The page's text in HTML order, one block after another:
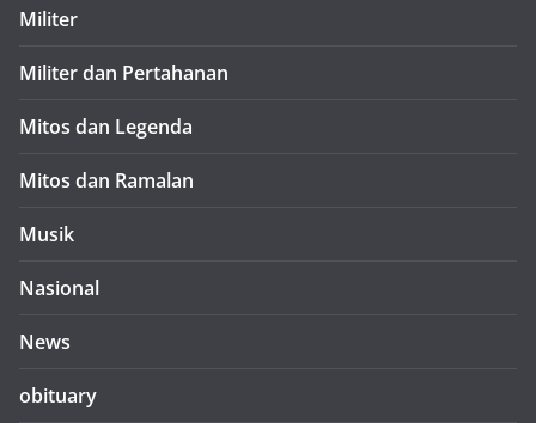
Militer
Militer dan Pertahanan
Mitos dan Legenda
Mitos dan Ramalan
Musik
Nasional
News
obituary